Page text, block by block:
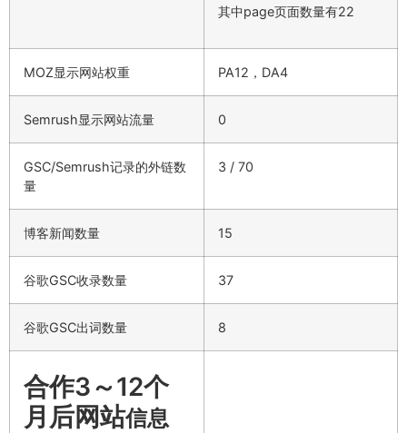
其中page页面数量有22
MOZ显示网站权重 PA12，DA4
Semrush显示网站流量 0
GSC/Semrush记录的外链数
量
3 / 70
博客新闻数量 15
谷歌GSC收录数量 37
谷歌GSC出词数量 8
合作3～12个
月后网站信息